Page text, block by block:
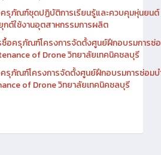
กต์ใช้งานอุตสาหกรรมการผลิต
ครุภัณฑ์ชุดปฏิบัติการเรียนรู้และควบคุมหุ่นยน
กต์ใช้งานอุตสาหกรรมการผลิต
ซื้อครุภัณฑ์โครงการจัดตั้งศูนย์ฝึกอบรมการซ่
of Drone วิทยาลัยเทคนิคชลบุรี
รุภัณฑ์โครงการจัดตั้งศูนย์ฝึกอบรมการซ่อมบ